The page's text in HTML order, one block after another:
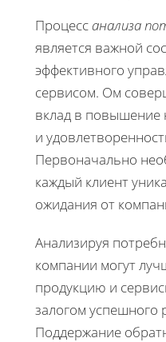
Процесс анализа
является важной
эффективного
сервисом. Ом
вклад в повышение
и
Первоначально
каждый клиент
ожидания от
Анализируя
компании могут
продукцию и
залогом успешного
Поддержание